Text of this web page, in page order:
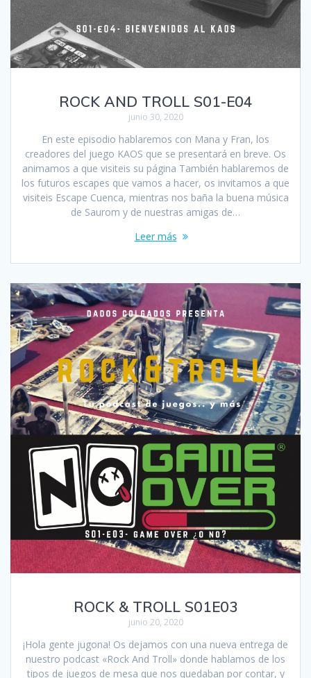
ROCK AND TROLL S01-E04
junio 30, 2020
En este episodio hablaremos con Mana y Fran, los
creadores del juego KAOS que se presentará en breve. Os
animamos a que visiteis su página También hablaremos de
los futuros escapes que vamos a hacer, os invitamos a que
visiteis Escape Cuenca, mientras nos baña la buena música
de Saurom y de nuestras amigas de…
Leer más
ROCK & TROLL S01E03
junio 20, 2020
¡Hola gente jugona! Os dejamos con una nueva entrega de
nuestro podcast «Rock And Troll» donde hablamos de los
tipos de juegos de mesa que nos quedaban por contar, y